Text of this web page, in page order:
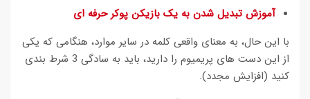
آموزش تبدیل شدن به یک بازیکن پوکر حرفه ای
با این حال، به معنای واقعی کلمه در سایر موارد، هنگامی که یکی
از این دست های پریمیوم را دارید، باید به سادگی 3 شرط بندی
کنید (افزایش مجدد).